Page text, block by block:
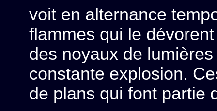
voit en alternance
flammes qui le
des noyaux de
constante explosion.
de plans qui font partie